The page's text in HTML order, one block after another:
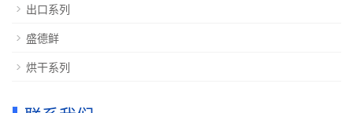
出口系列
盛德鲜
烘干系列